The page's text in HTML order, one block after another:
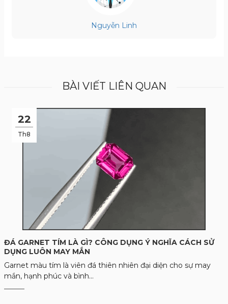
Nguyễn Linh
BÀI VIẾT LIÊN QUAN
22
Th8
ĐÁ GARNET TÍM LÀ GÌ? CÔNG DỤNG Ý NGHĨA CÁCH SỬ
DỤNG LUÔN MAY MẮN
Garnet màu tím là viên đá thiên nhiên đại diện cho sự may
mắn, hạnh phúc và bình...